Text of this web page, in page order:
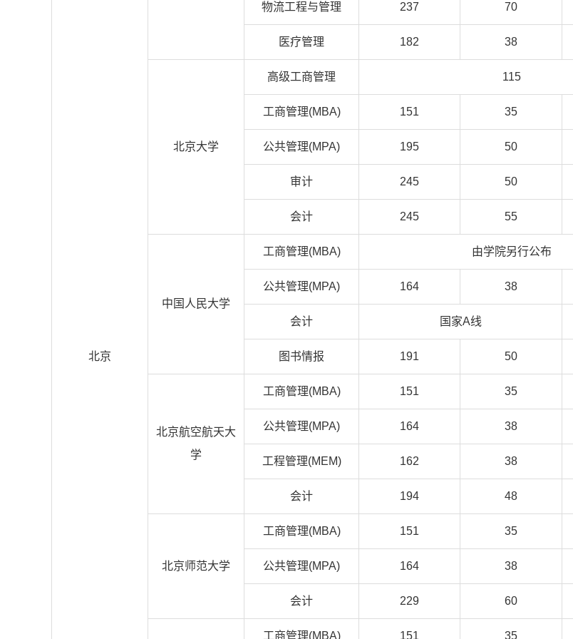
北京
物流工程与管理 237 70
医疗管理 182 38
北京大学
高级工商管理 115
工商管理(MBA) 151 35
公共管理(MPA) 195 50
审计 245 50
会计 245 55
中国人民大学
工商管理(MBA) 由学院另行公布
公共管理(MPA) 164 38
会计 国家A线
图书情报 191 50
北京航空航天大
学
工商管理(MBA) 151 35
公共管理(MPA) 164 38
工程管理(MEM) 162 38
会计 194 48
北京师范大学
工商管理(MBA) 151 35
公共管理(MPA) 164 38
会计 229 60
工商管理(MBA) 151 35